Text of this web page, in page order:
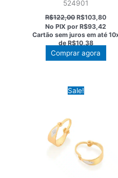
524901
R$122,00O
preço
original
era:
R$122,00.
R$103,80O
atual
é:
No PIX porR$93,42
Cartão sem juros em até
deR$10,38
Comprar agora
Sale!